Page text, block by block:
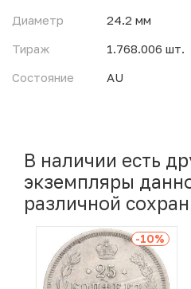
Диаметр
24.2 мм
Тираж
1.768.006 шт.
Состояние
AU
В наличии есть
экземпляры
различной
-10%